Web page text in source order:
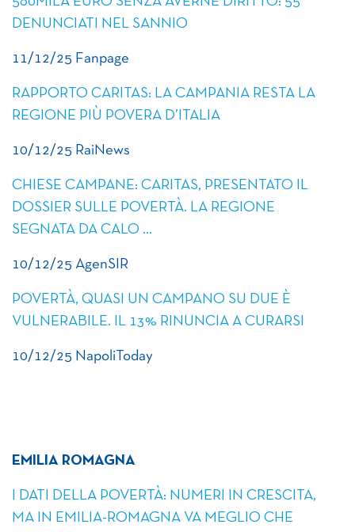
DENUNCIATI NEL SANNIO
11/12/25 Fanpage
RAPPORTO CARITAS: LA CAMPANIA RESTA LA
REGIONE PIÙ POVERA D’ITALIA
10/12/25 RaiNews
CHIESE CAMPANE: CARITAS, PRESENTATO IL
DOSSIER SULLE POVERTÀ. LA REGIONE
SEGNATA DA CALO …
10/12/25 AgenSIR
POVERTÀ, QUASI UN CAMPANO SU DUE È
VULNERABILE. IL 13% RINUNCIA A CURARSI
10/12/25 NapoliToday
EMILIA ROMAGNA
I DATI DELLA POVERTÀ: NUMERI IN CRESCITA,
MA IN EMILIA-ROMAGNA VA MEGLIO CHE